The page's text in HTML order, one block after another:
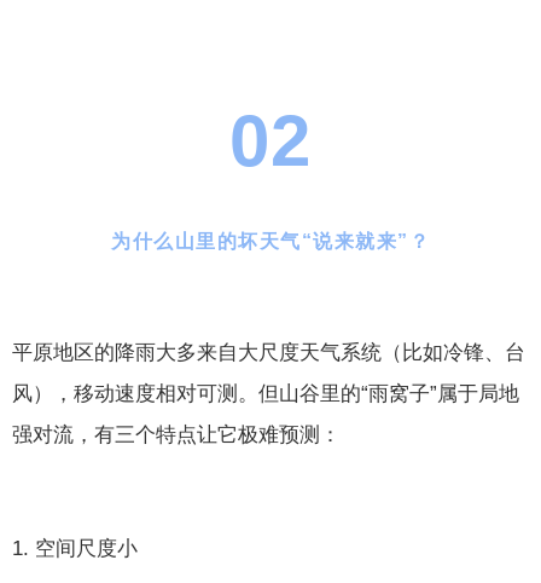
02
为什么山里的坏天气“说来就来”？
平原地区的降雨大多来自大尺度天气系统（比如冷锋、台
风），移动速度相对可测。但山谷里的“雨窝子”属于局地
强对流，有三个特点让它极难预测：
1. 空间尺度小